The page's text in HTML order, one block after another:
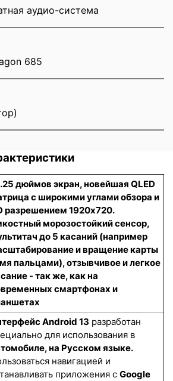
аудио-система
685
дюймов экран, новейшая QLED
с широкими углами обзора и
разрешением 1920x720.
морозостойкий сенсор,
до 5 касаний (например
и вращение карты
пальцами), отзывчивое и легкое
- так же, как на
смартфонах и
Android 13 разработан
для использования в
на Русском языке.
навигацией и
приложения с Google